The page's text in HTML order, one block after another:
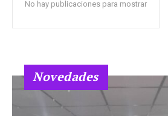
No hay publicaciones para mostrar
Novedades